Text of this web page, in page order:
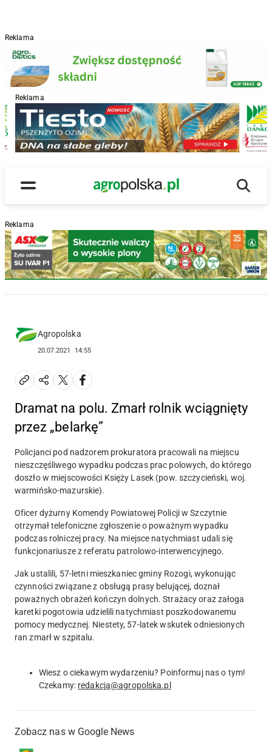
Reklama
Reklama
Menu
Main Logo
Reklama
Agropolska
20.07.2021 14:55
Dramat na polu. Zmarł rolnik wciągnięty
przez „belarkę”
Policjanci pod nadzorem prokuratora pracowali na miejscu
nieszczęśliwego wypadku podczas prac polowych, do którego
doszło w miejscowości Księży Lasek (pow. szczycieński, woj.
warmińsko-mazurskie).
Oficer dyżurny Komendy Powiatowej Policji w Szczytnie
otrzymał telefoniczne zgłoszenie o poważnym wypadku
podczas rolniczej pracy. Na miejsce natychmiast udali się
funkcjonariusze z referatu patrolowo-interwencyjnego.
Jak ustalili, 57-letni mieszkaniec gminy Rozogi, wykonując
czynności związane z obsługą prasy belującej, doznał
poważnych obrażeń kończyn dolnych. Strażacy oraz załoga
karetki pogotowia udzielili natychmiast poszkodowanemu
pomocy medycznej. Niestety, 57-latek wskutek odniesionych
ran zmarł w szpitalu.
Wiesz o ciekawym wydarzeniu? Poinformuj nas o tym!
Czekamy: redakcja@agropolska.pl
Zobacz nas w Google News